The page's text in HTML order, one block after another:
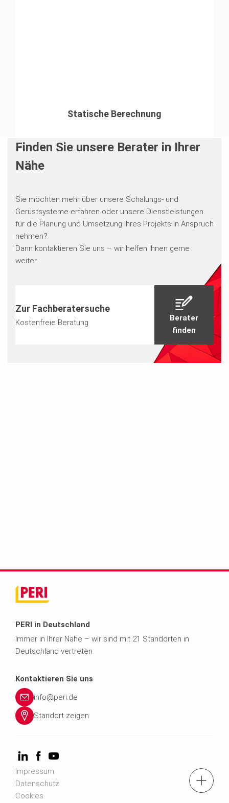
Kontaktformular
Statische Berechnung
Finden Sie unsere Berater in Ihrer
Nähe
Sie möchten mehr über unsere Schalungs- und
Gerüstsysteme erfahren oder unsere Dienstleistungen
für die Planung und Umsetzung Ihres Projekts in Anspruch
nehmen?
Dann kontaktieren Sie uns – wir helfen Ihnen gerne
weiter.
Zur Fachberatersuche
Kostenfreie Beratung
Berater
finden
PERI in Deutschland
Immer in Ihrer Nähe – wir sind mit 21 Standorten in
Deutschland vertreten.
Kontaktieren Sie uns
info@peri.de
Standort zeigen
Impressum
Datenschutz
Cookies